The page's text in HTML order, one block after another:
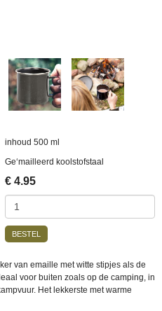
inhoud 500 ml
Ge‘mailleerd koolstofstaal
€ 4.95
BESTEL
van emaille met witte stipjes als de
voor buiten zoals op de camping, in
Het lekkerste met warme